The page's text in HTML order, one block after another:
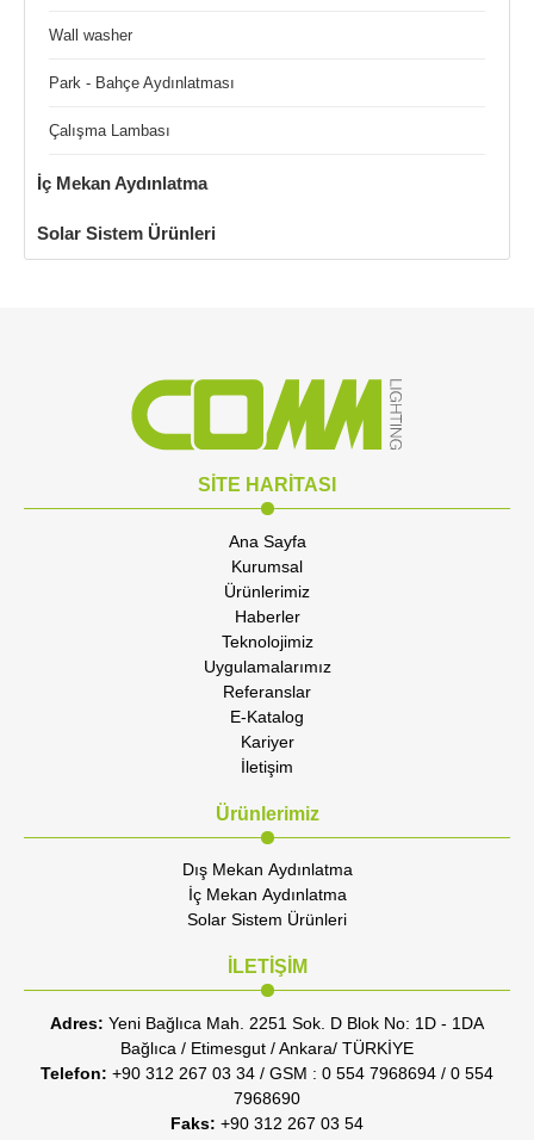
Wall washer
Park - Bahçe Aydınlatması
Çalışma Lambası
İç Mekan Aydınlatma
Solar Sistem Ürünleri
SİTE HARİTASI
Ana Sayfa
Kurumsal
Ürünlerimiz
Haberler
Teknolojimiz
Uygulamalarımız
Referanslar
E-Katalog
Kariyer
İletişim
Ürünlerimiz
Dış Mekan Aydınlatma
İç Mekan Aydınlatma
Solar Sistem Ürünleri
İLETİŞİM
Adres: Yeni Bağlıca Mah. 2251 Sok. D Blok No: 1D - 1DA
Bağlıca / Etimesgut / Ankara/ TÜRKİYE
Telefon: +90 312 267 03 34 / GSM : 0 554 7968694 / 0 554
7968690
Faks: +90 312 267 03 54